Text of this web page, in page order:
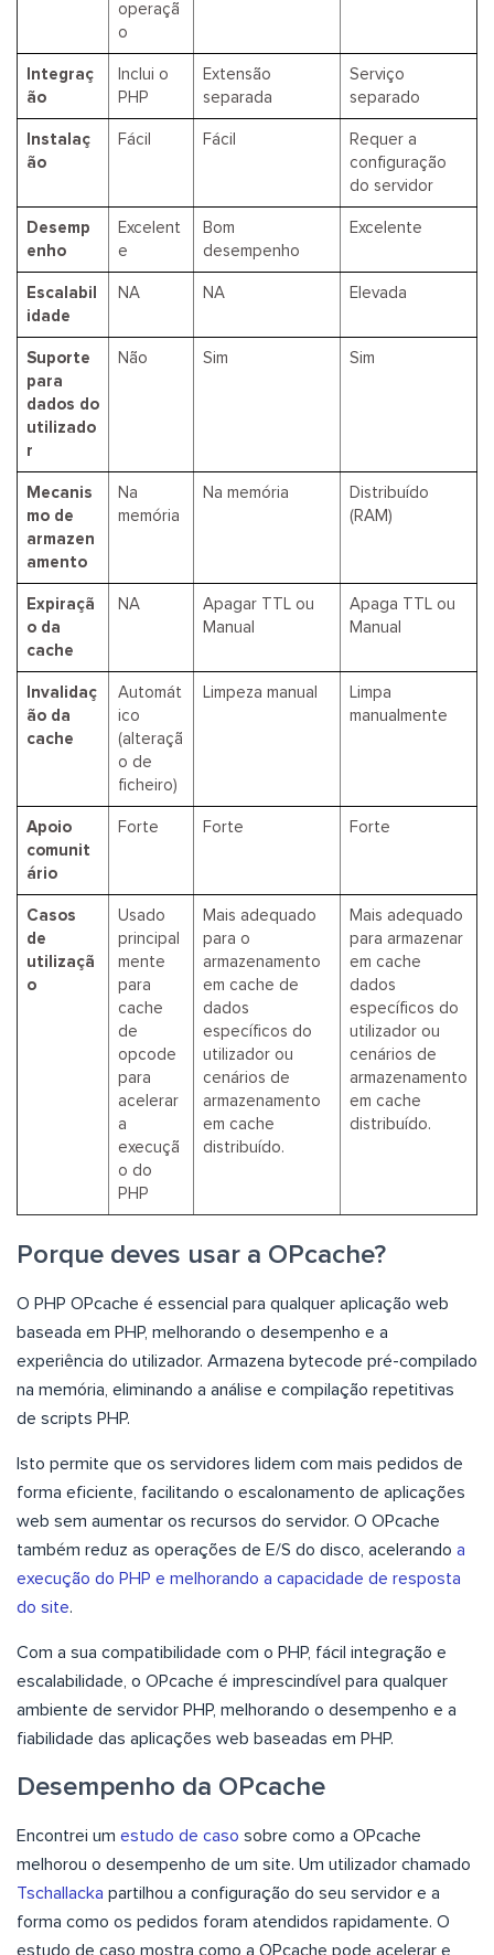
operaçã
o
Integraç
ão
Inclui o
PHP
Extensão
separada
Serviço
separado
Instalaç
ão
Fácil Fácil
Requer a
configuração
do servidor
Desemp
enho
Excelent
e
Bom
desempenho
Excelente
Escalabil
idade
NA NA Elevada
Suporte
para
dados do
utilizado
r
Não Sim Sim
Mecanis
mo de
armazen
amento
Na
memória
Na memória
Distribuído
(RAM)
Expiraçã
o da
cache
NA
Apagar TTL ou
Manual
Apaga TTL ou
Manual
Invalidaç
ão da
cache
Automát
ico
(alteraçã
o de
ficheiro)
Limpeza manual
Limpa
manualmente
Apoio
comunit
ário
Forte Forte Forte
Casos
de
utilizaçã
o
Usado
principal
mente
para
cache
de
opcode
para
acelerar
a
execuçã
o do
PHP
Mais adequado
para o
armazenamento
em cache de
dados
específicos do
utilizador ou
cenários de
armazenamento
em cache
distribuído.
Mais adequado
para armazenar
em cache
dados
específicos do
utilizador ou
cenários de
armazenamento
em cache
distribuído.
Porque deves usar a OPcache?
O PHP OPcache é essencial para qualquer aplicação web
baseada em PHP, melhorando o desempenho e a
experiência do utilizador. Armazena bytecode pré-compilado
na memória, eliminando a análise e compilação repetitivas
de scripts PHP.
Isto permite que os servidores lidem com mais pedidos de
forma eficiente, facilitando o escalonamento de aplicações
web sem aumentar os recursos do servidor. O OPcache
também reduz as operações de E/S do disco, acelerando a
execução do PHP e melhorando a capacidade de resposta
do site.
Com a sua compatibilidade com o PHP, fácil integração e
escalabilidade, o OPcache é imprescindível para qualquer
ambiente de servidor PHP, melhorando o desempenho e a
fiabilidade das aplicações web baseadas em PHP.
Desempenho da OPcache
Encontrei um estudo de caso sobre como a OPcache
melhorou o desempenho de um site. Um utilizador chamado
Tschallacka partilhou a configuração do seu servidor e a
forma como os pedidos foram atendidos rapidamente. O
estudo de caso mostra como a OPcache pode acelerar e